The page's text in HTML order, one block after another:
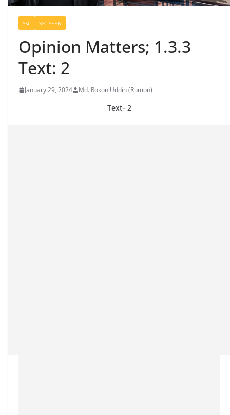
SSC SSC SEEN
Opinion Matters; 1.3.3
Text: 2
January 29, 2024 Md. Rokon Uddin (Rumon)
Text- 2